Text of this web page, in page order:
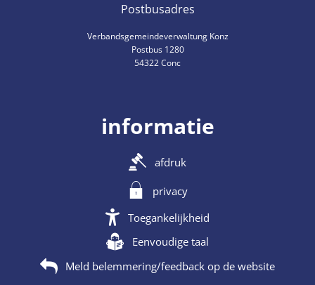
Postbusadres
Verbandsgemeindeverwaltung Konz
Postbus 1280
54322 Conc
informatie
afdruk
privacy
Toegankelijkheid
Eenvoudige taal
Meld belemmering/feedback op de website